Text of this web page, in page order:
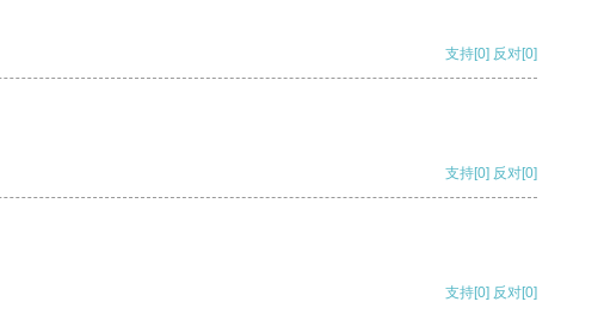
支持[0] 反对[0]
支持[0] 反对[0]
支持[0] 反对[0]